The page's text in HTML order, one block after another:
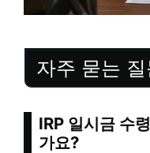
자주 묻는 질
IRP 일시금 수
가요?